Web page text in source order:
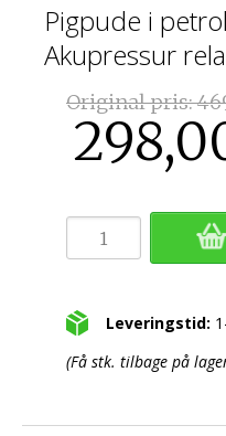
Pigpude i
Akupressur
Original pris:
Leveringstid:
(Få stk. tilbage på